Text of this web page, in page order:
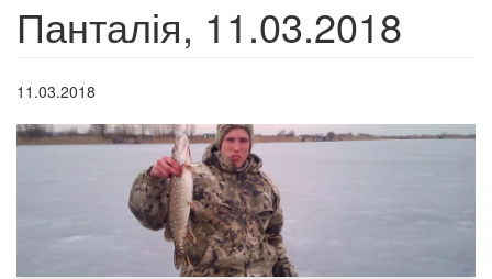
Панталія, 11.03.2018
11.03.2018